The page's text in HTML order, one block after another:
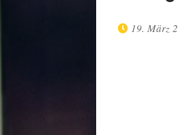
19. März